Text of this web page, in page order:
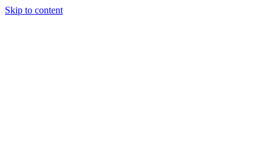
Skip to content